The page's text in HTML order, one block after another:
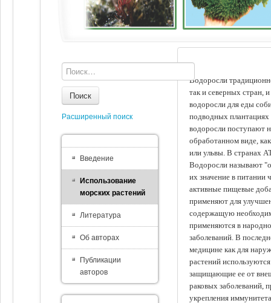
Водоросли
так и северных стран,
водоросли для еды
подводных
водоросли поступают
обработанном виде,
или ульвы. В странах
Водоросли называют
их значение в питании
активные пищевые
применяют для
содержащую
применяются в
заболеваний. В
медицине как для
растений
защищающие ее от
раковых заболеваний,
укрепления
Поиск
Расширенный поиск
Введение
Использование
морских растений
Литература
Об авторах
Публикации
авторов